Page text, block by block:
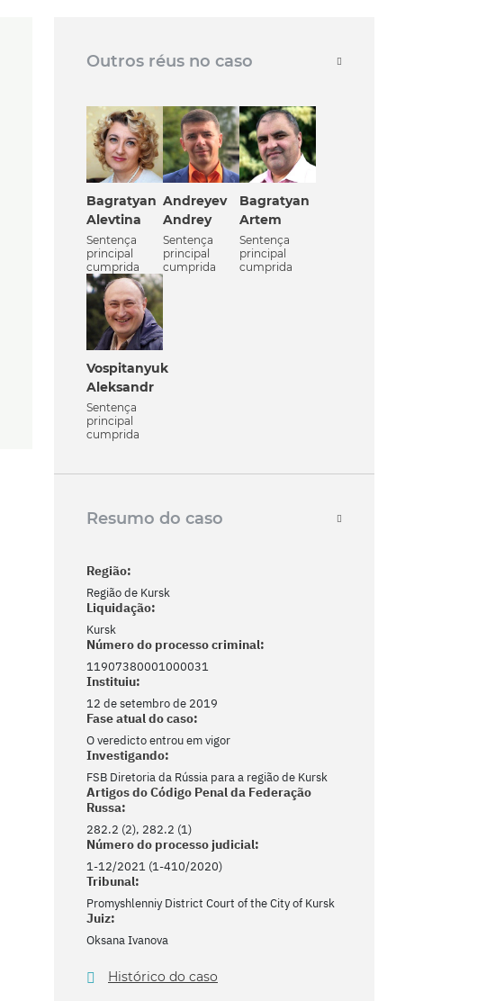
Outros réus no caso
Bagratyan
Alevtina
Sentença
principal
cumprida
Andreyev
Andrey
Sentença
principal
cumprida
Bagratyan
Artem
Sentença
principal
cumprida
Vospitanyuk
Aleksandr
Sentença
principal
cumprida
Resumo do caso
Região:
Região de Kursk
Liquidação:
Kursk
Número do processo criminal:
11907380001000031
Instituiu:
12 de setembro de 2019
Fase atual do caso:
O veredicto entrou em vigor
Investigando:
FSB Diretoria da Rússia para a região de Kursk
Artigos do Código Penal da Federação
Russa:
282.2 (2), 282.2 (1)
Número do processo judicial:
1-12/2021 (1-410/2020)
Tribunal:
Promyshlenniy District Court of the City of Kursk
Juiz:
Oksana Ivanova
Histórico do caso